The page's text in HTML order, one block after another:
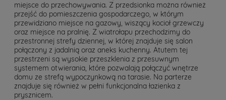
miejsce do przechowywania. Z przedsionka można również
przejść do pomieszczenia gospodarczego, w którym
przewidziano miejsce na gazowy, wiszący kocioł grzewczy
oraz miejsce na pralnię. Z wiatrołapu przechodzimy do
przestronnej strefy dziennej, w której znajduje się salon
połączony z jadalnią oraz aneks kuchenny. Atutem tej
przestrzeni są wysokie przeszklenia z przesuwnym
systemem otwierania, które pozwalają połączyć wnętrze
domu ze strefą wypoczynkową na tarasie. Na parterze
znajduje się również w pełni funkcjonalna łazienka z
prysznicem.